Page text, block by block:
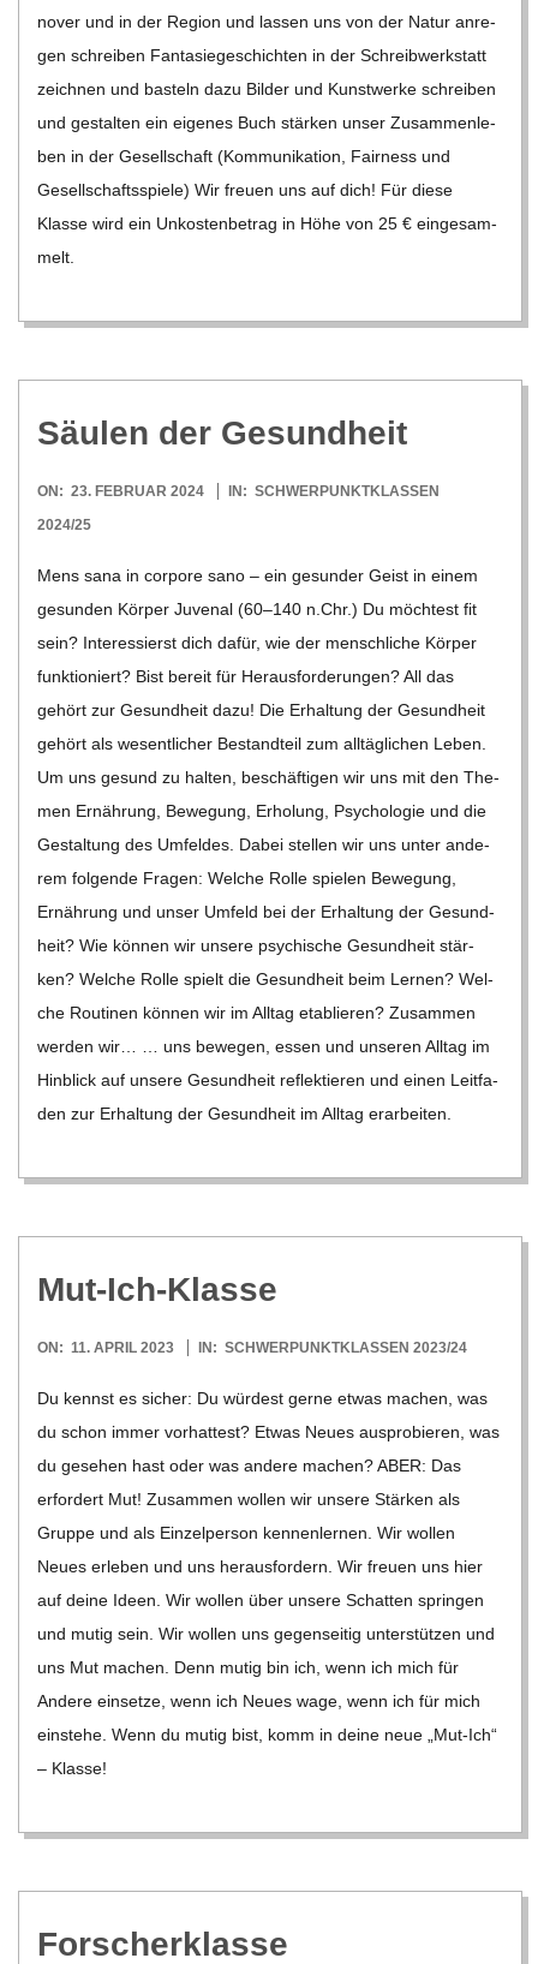
no­ver und in der Region und las­sen uns von der Natur anre­
gen schrei­ben Fan­ta­sie­ge­schich­ten in der Schreib­werk­statt
zeich­nen und bas­teln dazu Bil­der und Kunst­werke schrei­ben
und gestal­ten ein eige­nes Buch stär­ken unser Zusam­men­le­
ben in der Gesell­schaft (Kom­mu­ni­ka­tion, Fair­ness und
Gesell­schafts­spiele) Wir freuen uns auf dich! Für diese
Klasse wird ein Unkos­ten­be­trag in Höhe von 25 € ein­ge­sam­
melt.
Säu­len der Gesundheit
2024-
02-
ON: 23. FEBRUAR 2024 IN: SCHWERPUNKTKLASSEN
2024/25
Mens sana in cor­pore sano – ein gesun­der Geist in einem
gesun­den Kör­per Juve­nal (60–140 n.Chr.) Du möch­test fit
sein? Inter­es­sierst dich dafür, wie der mensch­li­che Kör­per
funk­tio­niert? Bist bereit für Her­aus­for­de­run­gen? All das
gehört zur Gesund­heit dazu! Die Erhal­tung der Gesund­heit
gehört als wesent­li­cher Bestand­teil zum all­täg­li­chen Leben.
Um uns gesund zu hal­ten, beschäf­ti­gen wir uns mit den The­
men Ernäh­rung, Bewe­gung, Erho­lung, Psy­cho­lo­gie und die
Gestal­tung des Umfel­des. Dabei stel­len wir uns unter ande­
rem fol­gende Fra­gen: Wel­che Rolle spie­len Bewe­gung,
Ernäh­rung und unser Umfeld bei der Erhal­tung der Gesund­
heit? Wie kön­nen wir unsere psy­chi­sche Gesund­heit stär­
ken? Wel­che Rolle spielt die Gesund­heit beim Ler­nen? Wel­
che Rou­ti­nen kön­nen wir im All­tag eta­blie­ren? Zusam­men
wer­den wir… … uns bewe­gen, essen und unse­ren All­tag im
Hin­blick auf unsere Gesund­heit reflek­tie­ren und einen Leit­fa­
den zur Erhal­tung der Gesund­heit im All­tag erar­bei­ten.
Mut-Ich-Klasse
2023-
ON: 11. APRIL 2023 IN: SCHWERPUNKTKLASSEN 2023/24
Du kennst es sicher: Du wür­dest gerne etwas machen, was
du schon immer vor­hat­test? Etwas Neues aus­pro­bie­ren, was
du gese­hen hast oder was andere machen? ABER: Das
erfor­dert Mut! Zusam­men wol­len wir unsere Stär­ken als
Gruppe und als Ein­zel­per­son ken­nen­ler­nen. Wir wol­len
Neues erle­ben und uns her­aus­for­dern. Wir freuen uns hier
auf deine Ideen. Wir wol­len über unsere Schat­ten sprin­gen
und mutig sein. Wir wol­len uns gegen­sei­tig unter­stüt­zen und
uns Mut machen. Denn mutig bin ich, wenn ich mich für
Andere ein­setze, wenn ich Neues wage, wenn ich für mich
ein­stehe. Wenn du mutig bist, komm in deine neue „Mut-Ich“
– Klasse!
For­scher­klasse